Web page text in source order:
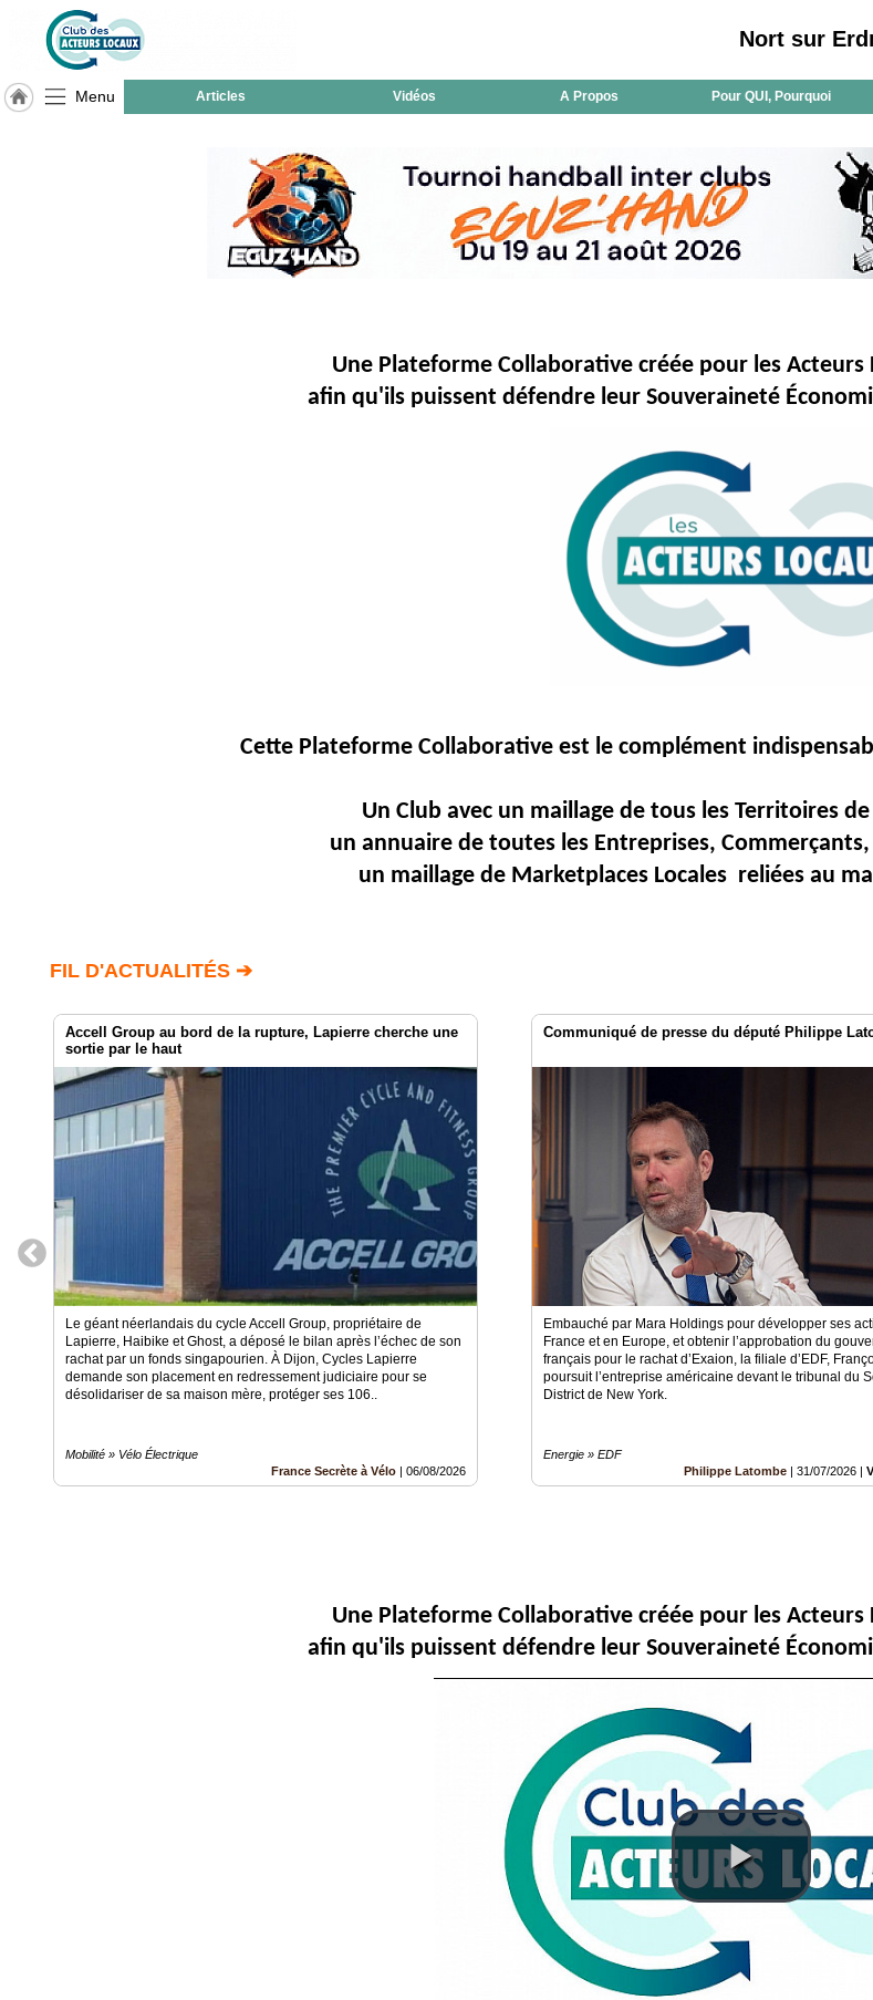
Nort sur
Menu Articles Vidéos A Propos Pour QUI, Pourquoi
Marché
Agenda
Partenaires
Accès
administration
Une Plateforme Collaborative créée pour les Acteurs
afin qu'ils puissent défendre leur Souveraineté
Cette Plateforme Collaborative est le complément
Un Club avec un maillage de tous les Territoires
un annuaire de toutes les Entreprises,
un maillage de Marketplaces Locales reliées au
FIL D'ACTUALITÉS ➔
Accell Group au bord de la rupture, Lapierre cherche une
sortie par le haut
Le géant néerlandais du cycle Accell Group, propriétaire de
Lapierre, Haibike et Ghost, a déposé le bilan après l’échec de son
rachat par un fonds singapourien. À Dijon, Cycles Lapierre
demande son placement en redressement judiciaire pour se
désolidariser de sa maison mère, protéger ses 106..
Mobilité » Vélo Électrique
France Secrète à Vélo
06/08/2026
Communiqué de presse du député Philippe
Embauché par Mara Holdings pour développer ses
France et en Europe, et obtenir l’approbation du
français pour le rachat d’Exaion, la filiale d’EDF,
poursuit l’entreprise américaine devant le tribunal du
District de New York.
Energie » EDF
Philippe Latombe
31/07/2026
Une Plateforme Collaborative créée pour les Acteurs
afin qu'ils puissent défendre leur Souveraineté